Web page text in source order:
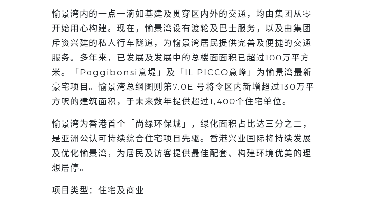
愉景湾内的一点一滴如基建及贯穿区内外的交通，均由集团从零
开始用心构建。现在，愉景湾设有渡轮及巴士服务，以及由集团
斥资兴建的私人行车隧道，为愉景湾居民提供完善及便捷的交通
服务。多年来，已发展及发展中的总楼面面积已超过100万平方
米。「Poggibonsi意堤」及「IL PICCO意峰」为愉景湾最新
豪宅项目。愉景湾总纲图则第7.0E 号将令区内新增超过130万平
方呎的建筑面积，于未来数年提供超过1,400个住宅单位。
愉景湾为香港首个「尚绿环保城」，绿化面积占比达三分之二，
是亚洲公认可持续综合住宅项目先驱。香港兴业国际将持续发展
及优化愉景湾，为居民及访客提供最佳配套、构建环境优美的理
想居停。
项目类型：住宅及商业